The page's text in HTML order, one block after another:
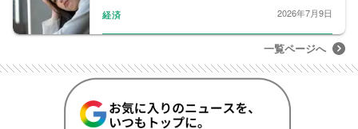
経済 2026年7月9日
一覧ページへ